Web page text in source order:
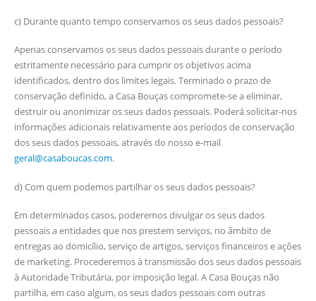
c) Durante quanto tempo conservamos os seus dados pessoais?
Apenas conservamos os seus dados pessoais durante o período
estritamente necessário para cumprir os objetivos acima
identificados, dentro dos limites legais. Terminado o prazo de
conservação definido, a Casa Bouças compromete-se a eliminar,
destruir ou anonimizar os seus dados pessoais. Poderá solicitar-nos
informações adicionais relativamente aos períodos de conservação
dos seus dados pessoais, através do nosso e-mail
geral@casaboucas.com.
d) Com quem podemos partilhar os seus dados pessoais?
Em determinados casos, poderemos divulgar os seus dados
pessoais a entidades que nos prestem serviços, no âmbito de
entregas ao domicílio, serviço de artigos, serviços financeiros e ações
de marketing. Procederemos à transmissão dos seus dados pessoais
à Autoridade Tributária, por imposição legal. A Casa Bouças não
partilha, em caso algum, os seus dados pessoais com outras